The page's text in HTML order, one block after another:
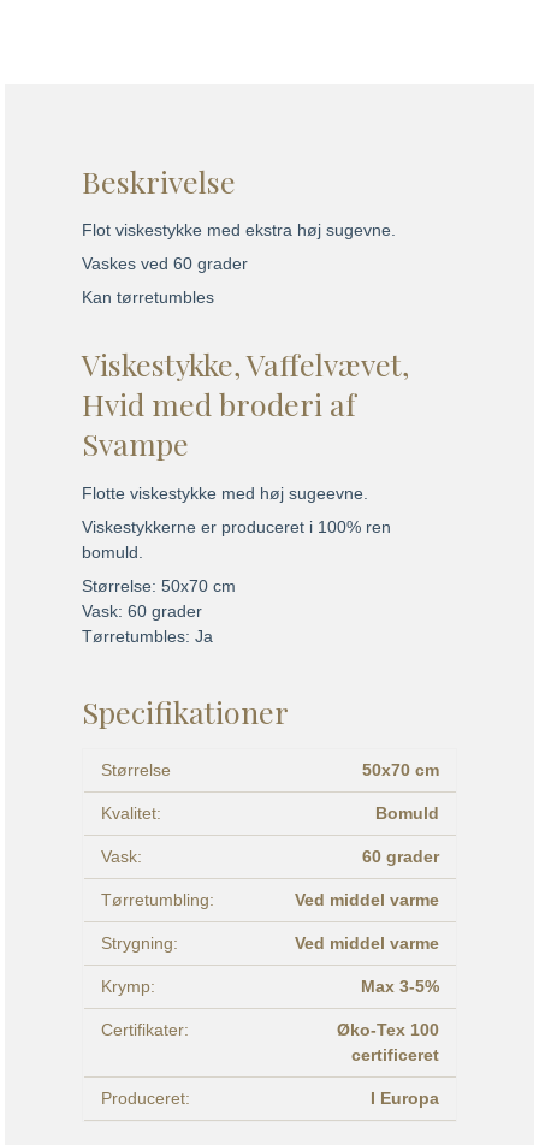
Beskrivelse
Flot viskestykke med ekstra høj sugevne.
Vaskes ved 60 grader
Kan tørretumbles
Viskestykke, Vaffelvævet,
Hvid med broderi af
Svampe
Flotte viskestykke med høj sugeevne.
Viskestykkerne er produceret i 100% ren
bomuld.
Størrelse: 50x70 cm
Vask: 60 grader
Tørretumbles: Ja
Specifikationer
Størrelse 50x70 cm
Kvalitet: Bomuld
Vask: 60 grader
Tørretumbling: Ved middel varme
Strygning: Ved middel varme
Krymp: Max 3-5%
Certifikater:
Øko-Tex 100
certificeret
Produceret: I Europa